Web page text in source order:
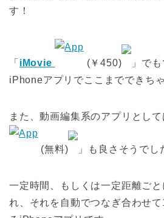
す！
「 iMovie (￥450)
」で
iPhoneアプリでここまでできち
また、動画編集系のアプリとして
(無料) 」も良さそうでし
一定時間、もしくは一定距離ご
れ、それを自動でつなぎ合わせ